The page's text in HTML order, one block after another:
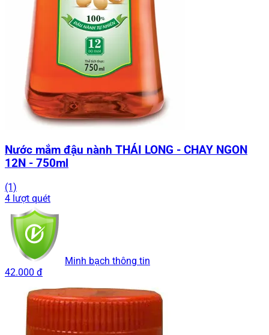
Nước mắm đậu nành THÁI LONG - CHAY NGON
12N - 750ml
(1)
4 lượt quét
Minh bạch thông tin
42.000 đ